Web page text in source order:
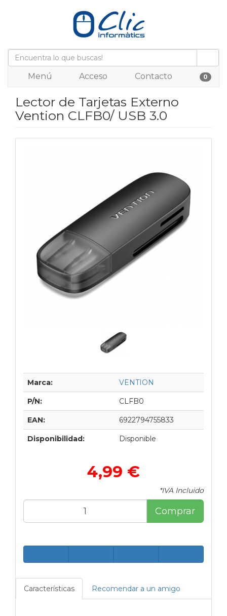
Menú Acceso Contacto 0
Lector de Tarjetas Externo
Vention CLFB0/ USB 3.0
Marca: VENTION
P/N: CLFB0
EAN: 6922794755833
Disponibilidad: Disponible
4,99 €
*IVA Incluido
Comprar
Características Recomendar a un amigo